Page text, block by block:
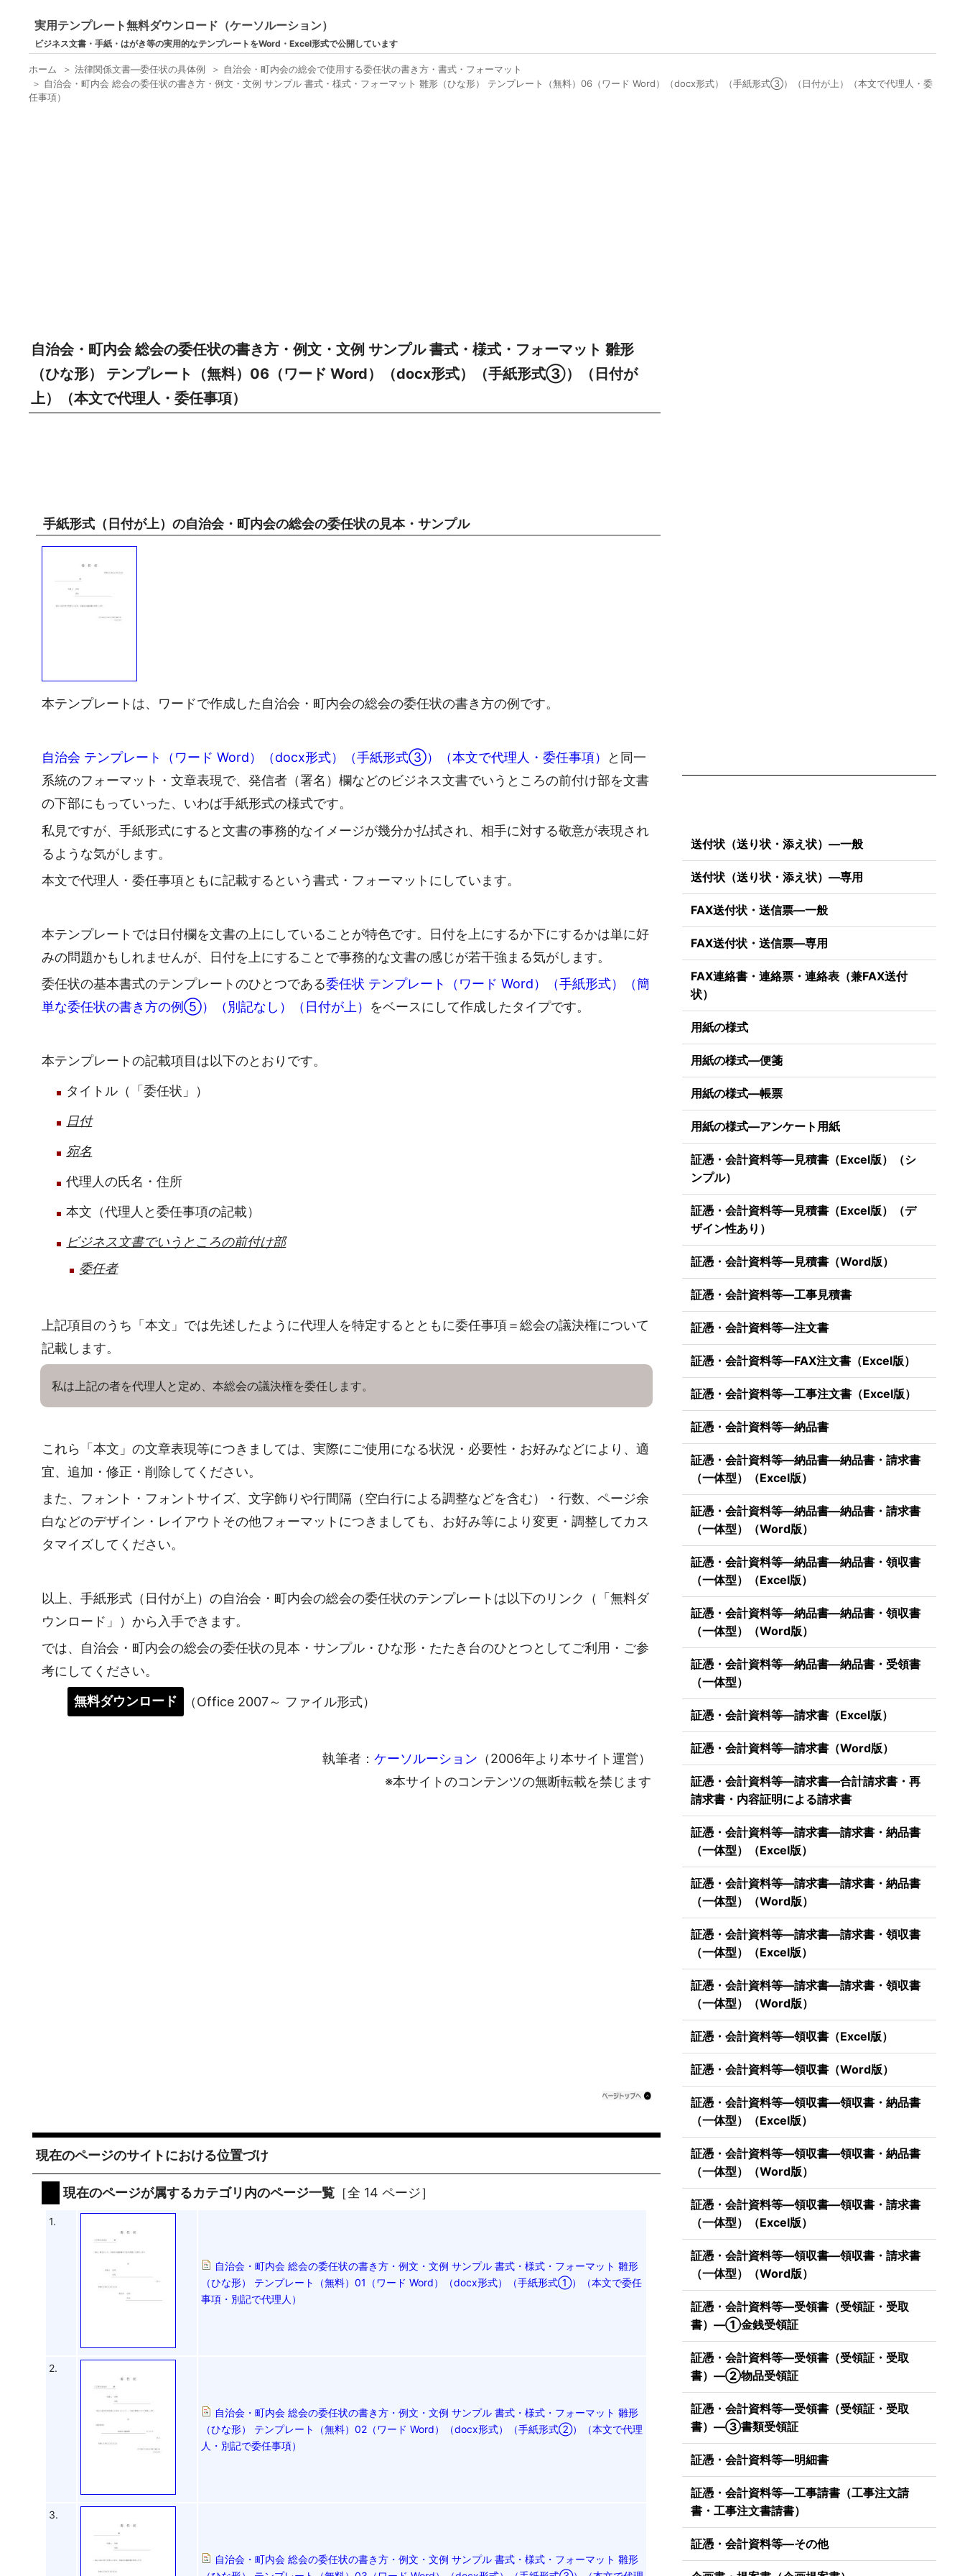
実用テンプレート無料ダウンロード（ケーソルーション）
ビジネス文書・手紙・はがき等の実用的なテンプレートをWord・Excel形式で公開しています
ホーム ＞法律関係文書―委任状の具体例 ＞ 自治会・町内会の総会で使用する委任状の書き方・書式・フォーマット
＞ 自治会・町内会 総会の委任状の書き方・例文・文例 サンプル 書式・様式・フォーマット 雛形（ひな形） テンプレート（無料）06（ワード Word）（docx形式）（手紙形式③）（日付が上）（本文で代理人・委
任事項）
自治会・町内会 総会の委任状の書き方・例文・文例 サンプル 書式・様式・フォーマット 雛形
（ひな形） テンプレート（無料）06（ワード Word）（docx形式）（手紙形式③）（日付が
上）（本文で代理人・委任事項）
手紙形式（日付が上）の自治会・町内会の総会の委任状の見本・サンプル
本テンプレートは、ワードで作成した自治会・町内会の総会の委任状の書き方の例です。
自治会 テンプレート（ワード Word）（docx形式）（手紙形式③）（本文で代理人・委任事項）
と同一
系統のフォーマット・文章表現で、発信者（署名）欄などのビジネス文書でいうところの前付け部を文書
の下部にもっていった、いわば手紙形式の様式です。
私見ですが、手紙形式にすると文書の事務的なイメージが幾分か払拭され、相手に対する敬意が表現され
るような気がします。
本文で代理人・委任事項ともに記載するという書式・フォーマットにしています。
本テンプレートでは日付欄を文書の上にしていることが特色です。日付を上にするか下にするかは単に好
みの問題かもしれませんが、日付を上にすることで事務的な文書の感じが若干強まる気がします。
委任状の基本書式のテンプレートのひとつである委任状 テンプレート（ワード Word）（手紙形式）（簡
単な委任状の書き方の例⑤）（別記なし）（日付が上） をベースにして作成したタイプです。
本テンプレートの記載項目は以下のとおりです。
タイトル（「委任状」）
日付
宛名
代理人の氏名・住所
本文（代理人と委任事項の記載）
ビジネス文書でいうところの前付け部
委任者
上記項目のうち「本文」では先述したように代理人を特定するとともに委任事項＝総会の議決権について
記載します。
私は上記の者を代理人と定め、本総会の議決権を委任します。
これら「本文」の文章表現等につきましては、実際にご使用になる状況・必要性・お好みなどにより、適
宜、追加・修正・削除してください。
また、フォント・フォントサイズ、文字飾りや行間隔（空白行による調整などを含む）・行数、ページ余
白などのデザイン・レイアウトその他フォーマットにつきましても、お好み等により変更・調整してカス
タマイズしてください。
以上、手紙形式（日付が上）の自治会・町内会の総会の委任状のテンプレートは以下のリンク（「無料ダ
ウンロード」）から入手できます。
では、自治会・町内会の総会の委任状の見本・サンプル・ひな形・たたき台のひとつとしてご利用・ご参
考にしてください。
無料ダウンロード
（Office 2007～ ファイル形式）
執筆者： ケーソルーション （2006年より本サイト運営）
※本サイトのコンテンツの無断転載を禁じます
現在のページのサイトにおける位置づけ
現在のページが属するカテゴリ内のページ一覧 ［全 14 ページ］
1.
自治会・町内会 総会の委任状の書き方・例文・文例 サンプル 書式・様式・フォーマット 雛形
（ひな形） テンプレート（無料）01（ワード Word）（docx形式）（手紙形式①）（本文で委任
事項・別記で代理人）
2.
自治会・町内会 総会の委任状の書き方・例文・文例 サンプル 書式・様式・フォーマット 雛形
（ひな形） テンプレート（無料）02（ワード Word）（docx形式）（手紙形式②）（本文で代理
人・別記で委任事項）
3.
自治会・町内会 総会の委任状の書き方・例文・文例 サンプル 書式・様式・フォーマット 雛形
送付状（送り状・添え状）―一般
送付状（送り状・添え状）―専用
FAX送付状・送信票―一般
FAX送付状・送信票―専用
FAX連絡書・連絡票・連絡表（兼FAX送付
状）
用紙の様式
用紙の様式―便箋
用紙の様式―帳票
用紙の様式―アンケート用紙
証憑・会計資料等―見積書（Excel版）（シ
ンプル）
証憑・会計資料等―見積書（Excel版）（デ
ザイン性あり）
証憑・会計資料等―見積書（Word版）
証憑・会計資料等―工事見積書
証憑・会計資料等―注文書
証憑・会計資料等―FAX注文書（Excel版）
証憑・会計資料等―工事注文書（Excel版）
証憑・会計資料等―納品書
証憑・会計資料等―納品書―納品書・請求書
（一体型）（Excel版）
証憑・会計資料等―納品書―納品書・請求書
（一体型）（Word版）
証憑・会計資料等―納品書―納品書・領収書
（一体型）（Excel版）
証憑・会計資料等―納品書―納品書・領収書
（一体型）（Word版）
証憑・会計資料等―納品書―納品書・受領書
（一体型）
証憑・会計資料等―請求書（Excel版）
証憑・会計資料等―請求書（Word版）
証憑・会計資料等―請求書―合計請求書・再
請求書・内容証明による請求書
証憑・会計資料等―請求書―請求書・納品書
（一体型）（Excel版）
証憑・会計資料等―請求書―請求書・納品書
（一体型）（Word版）
証憑・会計資料等―請求書―請求書・領収書
（一体型）（Excel版）
証憑・会計資料等―請求書―請求書・領収書
（一体型）（Word版）
証憑・会計資料等―領収書（Excel版）
証憑・会計資料等―領収書（Word版）
証憑・会計資料等―領収書―領収書・納品書
（一体型）（Excel版）
証憑・会計資料等―領収書―領収書・納品書
（一体型）（Word版）
証憑・会計資料等―領収書―領収書・請求書
（一体型）（Excel版）
証憑・会計資料等―領収書―領収書・請求書
（一体型）（Word版）
証憑・会計資料等―受領書（受領証・受取
書）―①金銭受領証
証憑・会計資料等―受領書（受領証・受取
書）―②物品受領証
証憑・会計資料等―受領書（受領証・受取
書）―③書類受領証
証憑・会計資料等―明細書
証憑・会計資料等―工事請書（工事注文請
書・工事注文書請書）
証憑・会計資料等―その他